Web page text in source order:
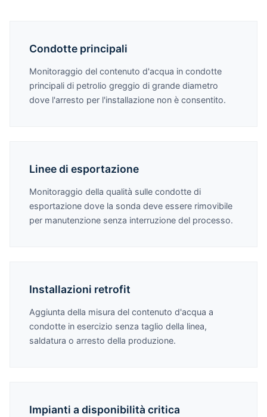
Condotte principali
Monitoraggio del contenuto d'acqua in condotte
principali di petrolio greggio di grande diametro
dove l'arresto per l'installazione non è consentito.
Linee di esportazione
Monitoraggio della qualità sulle condotte di
esportazione dove la sonda deve essere rimovibile
per manutenzione senza interruzione del processo.
Installazioni retrofit
Aggiunta della misura del contenuto d'acqua a
condotte in esercizio senza taglio della linea,
saldatura o arresto della produzione.
Impianti a disponibilità critica